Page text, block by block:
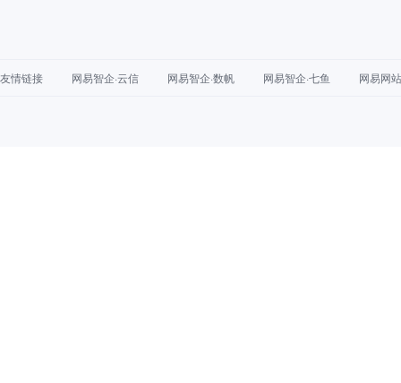
友情链接 网易智企·云信 网易智企·数帆 网易智企·七鱼 网易网